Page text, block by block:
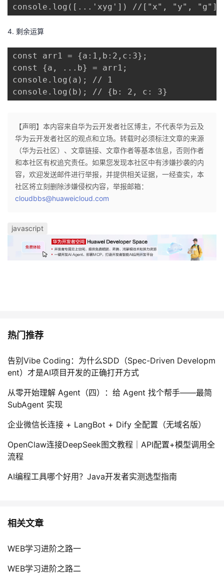
console.log([...'xyg']) //["x", "y", "g"]
4. 剩余运算
const arr1 = {a:1,b:2,c:3};
const {a, ...b} = arr1;
console.log(a); // 1
console.log(b); // {b: 2, c: 3}
【声明】本内容来自华为云开发者社区博主，不代表华为云及
华为云开发者社区的观点和立场。转载时必须标注文章的来源
（华为云社区）、文章链接、文章作者等基本信息，否则作者
和本社区有权追究责任。如果您发现本社区中有涉嫌抄袭的内
容，欢迎发送邮件进行举报，并提供相关证据，一经查实，本
社区将立刻删除涉嫌侵权内容，举报邮箱：
cloudbbs@huaweicloud.com
javascript
热门推荐
告别Vibe Coding：为什么SDD（Spec-Driven Developm
ent）才是AI项目开发的正确打开方式
从零开始理解 Agent（四）：给 Agent 找个帮手——最简
SubAgent 实现
企业微信长连接 + LangBot + Dify 全配置（无域名版）
OpenClaw连接DeepSeek图文教程｜API配置+模型调用全
流程
AI编程工具哪个好用？Java开发者实测选型指南
相关文章
WEB学习进阶之路一
WEB学习进阶之路二